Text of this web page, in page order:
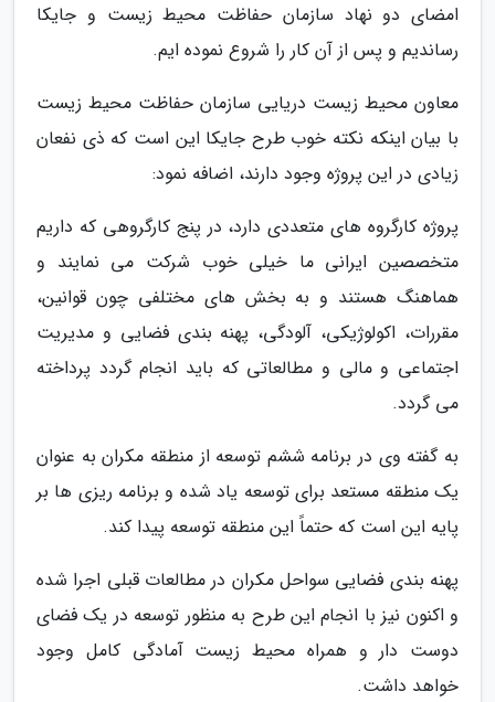
امضای دو نهاد سازمان حفاظت محیط زیست و جایکا
رساندیم و پس از آن کار را شروع نموده ایم.
معاون محیط زیست دریایی سازمان حفاظت محیط زیست
با بیان اینکه نکته خوب طرح جایکا این است که ذی نفعان
زیادی در این پروژه وجود دارند، اضافه نمود:
پروژه کارگروه های متعددی دارد، در پنج کارگروهی که داریم
متخصصین ایرانی ما خیلی خوب شرکت می نمایند و
هماهنگ هستند و به بخش های مختلفی چون قوانین،
مقررات، اکولوژیکی، آلودگی، پهنه بندی فضایی و مدیریت
اجتماعی و مالی و مطالعاتی که باید انجام گردد پرداخته
می گردد.
به گفته وی در برنامه ششم توسعه از منطقه مکران به عنوان
یک منطقه مستعد برای توسعه یاد شده و برنامه ریزی ها بر
پایه این است که حتماً این منطقه توسعه پیدا کند.
پهنه بندی فضایی سواحل مکران در مطالعات قبلی اجرا شده
و اکنون نیز با انجام این طرح به منظور توسعه در یک فضای
دوست دار و همراه محیط زیست آمادگی کامل وجود
خواهد داشت.